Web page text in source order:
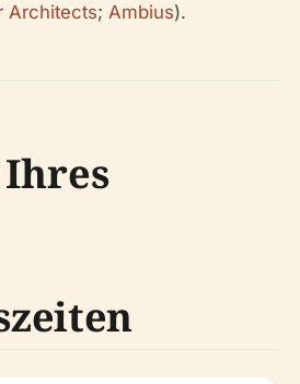
Architects; Ambius).